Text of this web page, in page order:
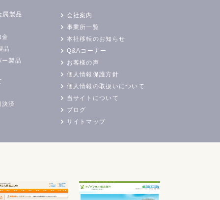
属製品
金
品
ー製品
決済
会社案内
事業所一覧
本社移転のお知らせ
Q&Aコーナー
お客様の声
個人情報保護方針
個人情報の取扱いについて
当サイトについて
ブログ
サイトマップ